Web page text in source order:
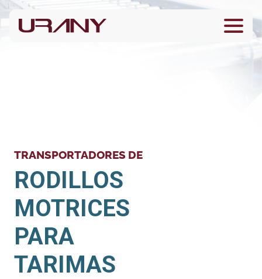
TRANSPORTADORES DE
RODILLOS
MOTRICES
PARA
TARIMAS